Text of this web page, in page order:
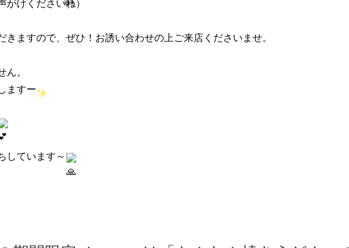
がけくださいね）
ますので、ぜひ！お誘い合わせの上ご来店くださいませ。
。
ますー
しています～